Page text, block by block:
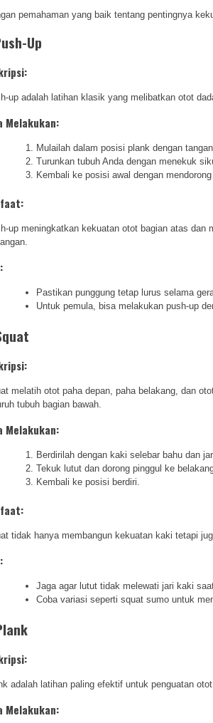
pemahaman yang baik tentang pentingnya
Up
up adalah latihan klasik yang melibatkan otot
Melakukan:
Mulailah dalam posisi plank dengan
Turunkan tubuh Anda dengan menekuk
Kembali ke posisi awal dengan
up meningkatkan kekuatan otot bagian atas
Pastikan punggung tetap lurus selama
Untuk pemula, bisa melakukan push-up
melatih otot paha depan, paha belakang, dan
tubuh bagian bawah.
Melakukan:
Berdirilah dengan kaki selebar bahu dan
Tekuk lutut dan dorong pinggul ke
Kembali ke posisi berdiri.
tidak hanya membangun kekuatan kaki tetapi
Jaga agar lutut tidak melewati jari kaki
Coba variasi seperti squat sumo untuk
adalah latihan paling efektif untuk penguatan
Melakukan: